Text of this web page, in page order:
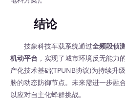
结论
技象科技车载系统通过全频段侦
机动平台 ，实现了城市环境反无能力
产化技术基础(TPUNB协议)为持续升
胁的动态防御节点。未来需进一步融
以应对自主化蜂群挑战。